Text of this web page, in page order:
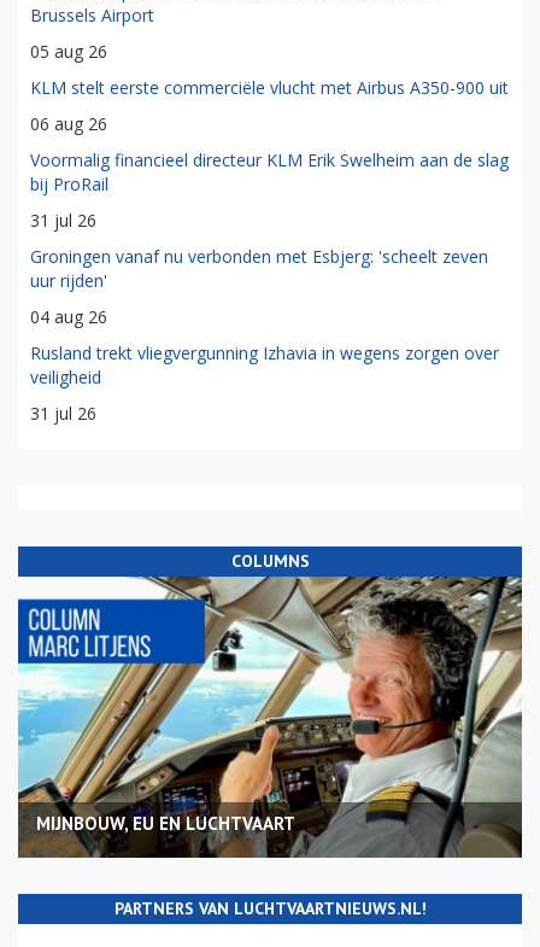
Brussels Airport
05 aug 26
KLM stelt eerste commerciële vlucht met Airbus A350-900 uit
06 aug 26
Voormalig financieel directeur KLM Erik Swelheim aan de slag
bij ProRail
31 jul 26
Groningen vanaf nu verbonden met Esbjerg: 'scheelt zeven
uur rijden'
04 aug 26
Rusland trekt vliegvergunning Izhavia in wegens zorgen over
veiligheid
31 jul 26
COLUMNS
MIJNBOUW, EU EN LUCHTVAART
PARTNERS VAN LUCHTVAARTNIEUWS.NL!